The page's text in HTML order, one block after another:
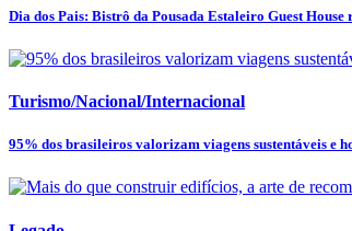
Dia dos Pais: Bistrô da Pousada Estaleiro Guest
Turismo/Nacional/Internacional
95% dos brasileiros valorizam viagens sustentáveis e